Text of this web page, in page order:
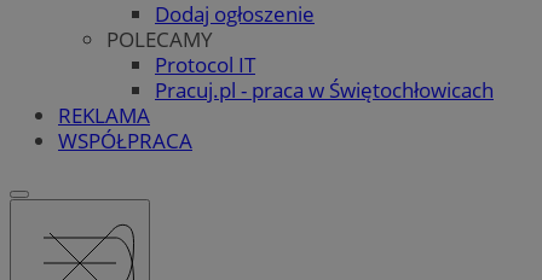
Dodaj ogłoszenie
POLECAMY
Protocol IT
Pracuj.pl - praca w Świętochłowicach
REKLAMA
WSPÓŁPRACA